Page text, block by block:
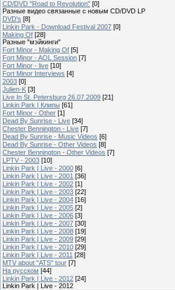
CD/DVD "Road to Revolution" [0]
Разные видео связанные с новым CD/DVD LP
DVD's [8]
Linkin Park - Download Festival 2007 [0]
Making Of [28]
Разные "мэйкинги"
Fort Minor - Making Of [5]
Fort Minor - AOL Session [7]
Fort Minor - live [10]
Fort Minor Interviews [4]
2003 [0]
Julien-K [3]
Live In St. Petersburg 26.07.2009 [21]
Linkin Park | Клипы [61]
Fort Minor - Other [1]
Dead By Sunrise - Live [34]
Chester Bennington - Live [7]
Dead By Sunrise - Music Videos [6]
Dead By Sunrise - Other Videos [8]
Chester Bennington - Other Videos [7]
LPTV - 2003 [10]
Linkin Park | Live - 2000 [6]
Linkin Park | Live - 2001 [36]
Linkin Park | Live - 2002 [1]
Linkin Park | Live - 2003 [22]
Linkin Park | Live - 2004 [16]
Linkin Park | Live - 2005 [2]
Linkin Park | Live - 2006 [3]
Linkin Park | Live - 2007 [30]
Linkin Park | Live - 2008 [19]
Linkin Park | Live - 2009 [29]
Linkin Park | Live - 2010 [29]
Linkin Park | Live - 2011 [28]
MTV about "ATS" tour [7]
На русском [44]
Linkin Park | Live - 2012 [24]
Linkin Park | Live - 2012